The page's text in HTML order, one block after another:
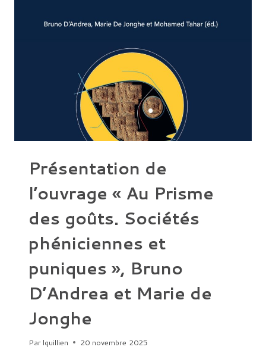
DANS
LES
PINDARE»
Présentation de
l’ouvrage « Au Prisme
des goûts. Sociétés
phéniciennes et
puniques », Bruno
D’Andrea et Marie de
Jonghe
Par lquillien 20 novembre 2025